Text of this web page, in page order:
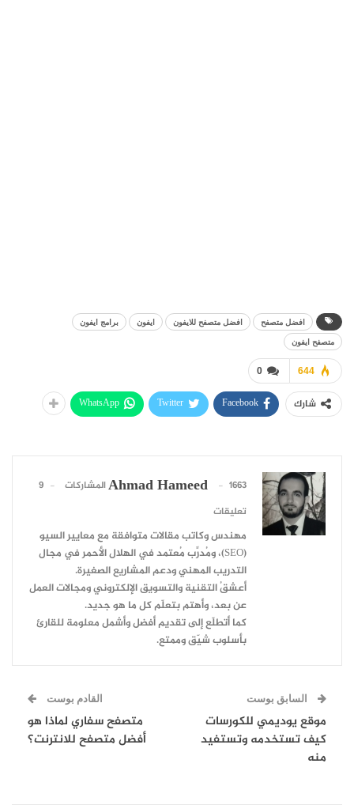
افضل متصفح افضل متصفح للايفون ايفون
برامج ايفون
متصفح ايفون
0 644
شارك Facebook
Twitter
WhatsApp
Ahmad Hameed 1663 المشاركات
9
تعليقات
مهندس وكاتب مقالات متوافقة مع معايير السيو
(SEO)، ومُدرِّب مُعتمد في الهلال الأحمر في مجال
التدريب المهني ودعم المشاريع الصغيرة.
أعشقُ التقنية والتسويق الإلكتروني ومجالات العمل
عن بعد، وأهتم بتعلّم كل ما هو جديد.
كما أتطلّع إلى تقديم أفضل وأشمل معلومة للقارئ
بأسلوب شيّق وممتع.
السابق بوست
موقع يوديمي للكورسات
كيف تستخدمه وتستفيد
منه
القادم بوست
متصفح سفاري لماذا هو
أفضل متصفح للانترنت؟